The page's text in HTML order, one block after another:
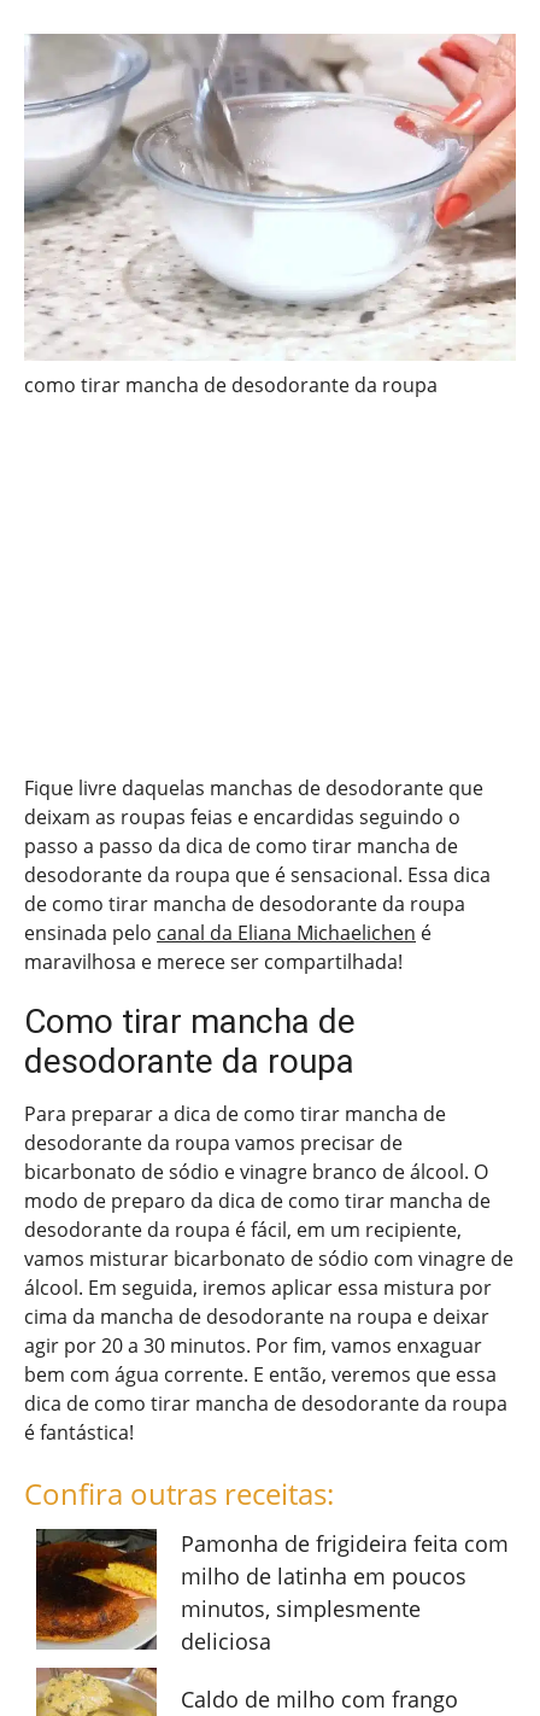
como tirar mancha de desodorante da roupa
Fique livre daquelas manchas de desodorante que
deixam as roupas feias e encardidas seguindo o
passo a passo da dica de como tirar mancha de
desodorante da roupa que é sensacional. Essa dica
de como tirar mancha de desodorante da roupa
ensinada pelo canal da Eliana Michaelichen é
maravilhosa e merece ser compartilhada!
Como tirar mancha de
desodorante da roupa
Para preparar a dica de como tirar mancha de
desodorante da roupa vamos precisar de
bicarbonato de sódio e vinagre branco de álcool. O
modo de preparo da dica de como tirar mancha de
desodorante da roupa é fácil, em um recipiente,
vamos misturar bicarbonato de sódio com vinagre de
álcool. Em seguida, iremos aplicar essa mistura por
cima da mancha de desodorante na roupa e deixar
agir por 20 a 30 minutos. Por fim, vamos enxaguar
bem com água corrente. E então, veremos que essa
dica de como tirar mancha de desodorante da roupa
é fantástica!
Confira outras receitas:
Pamonha de frigideira feita com
milho de latinha em poucos
minutos, simplesmente
deliciosa
Caldo de milho com frango